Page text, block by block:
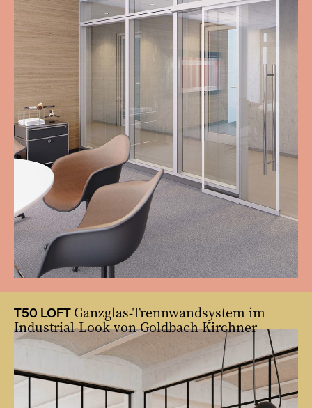
T50 LOFT Ganzglas-Trennwandsystem im
Industrial-Look von Goldbach Kirchner